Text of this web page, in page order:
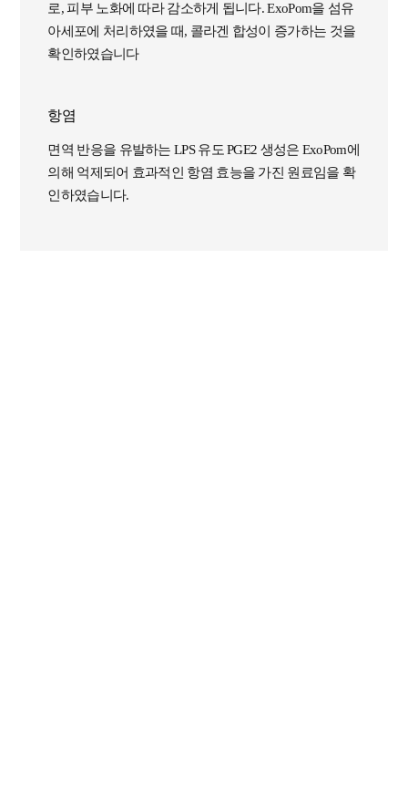
로, 피부 노화에 따라 감소하게 됩니다. ExoPom을 섬유
아세포에 처리하였을 때, 콜라겐 합성이 증가하는 것을
확인하였습니다
항염
면역 반응을 유발하는 LPS 유도 PGE2 생성은 ExoPom에
의해 억제되어 효과적인 항염 효능을 가진 원료임을 확
인하였습니다.